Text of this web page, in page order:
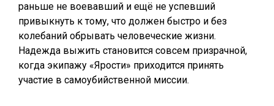
раньше не воевавший и ещё не успевший
привыкнуть к тому, что должен быстро и без
колебаний обрывать человеческие жизни.
Надежда выжить становится совсем призрачной,
когда экипажу «Ярости» приходится принять
участие в самоубийственной миссии.